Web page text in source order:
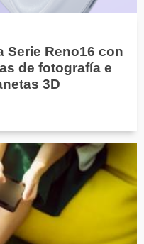
Serie Reno16 con
de fotografía e
3D